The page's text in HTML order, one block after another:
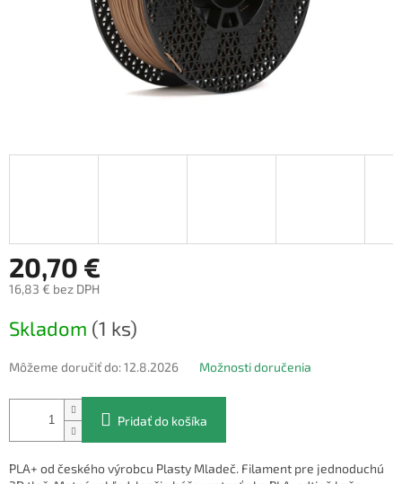
20,70 €
16,83 € bez DPH
cena:
Skladom (1 ks)
Môžeme doručiť do:12.8.2026 Možnosti doručenia
Pridať do košíka
PLA+ od českého výrobcu Plasty Mladeč. Filament pre jednoduchú